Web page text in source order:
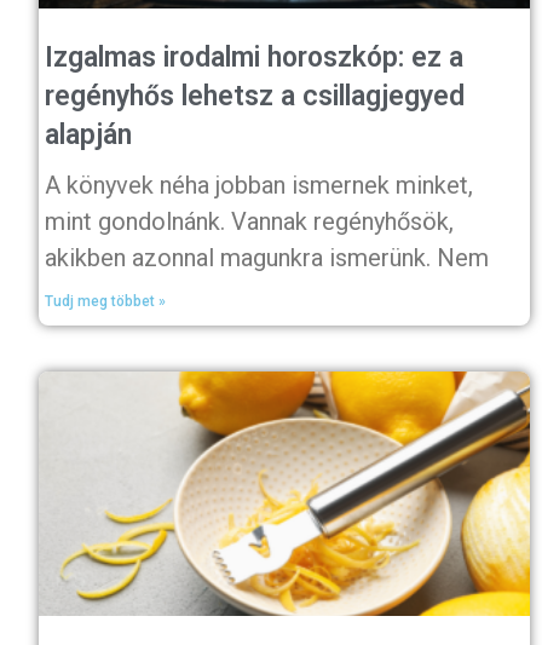
Izgalmas irodalmi horoszkóp: ez a
regényhős lehetsz a csillagjegyed
alapján
A könyvek néha jobban ismernek minket,
mint gondolnánk. Vannak regényhősök,
akikben azonnal magunkra ismerünk. Nem
Tudj meg többet »